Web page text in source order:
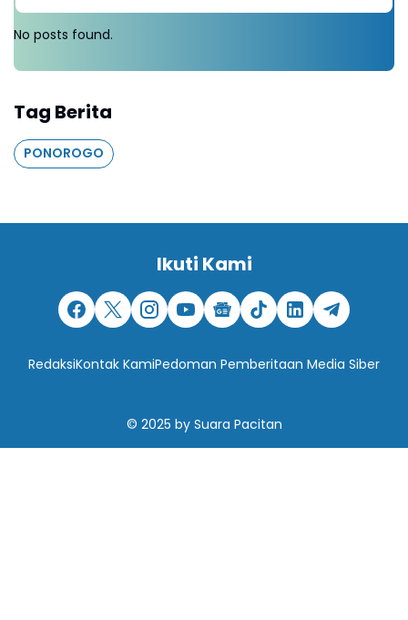
No posts found.
Tag Berita
PONOROGO
Ikuti Kami
RedaksiKontak KamiPedoman Pemberitaan Media Siber
© 2025 by Suara Pacitan